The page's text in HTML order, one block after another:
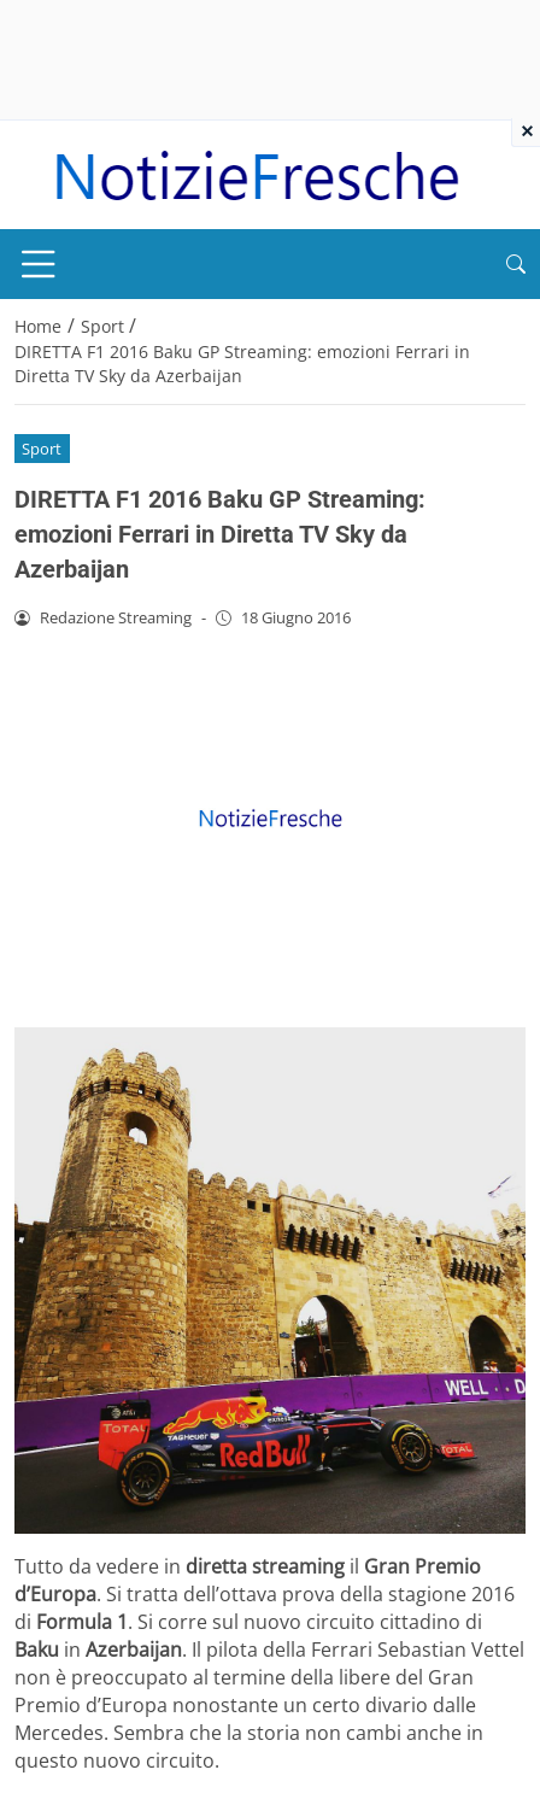
Home / Sport /
DIRETTA F1 2016 Baku GP Streaming: emozioni Ferrari in
Diretta TV Sky da Azerbaijan
Sport
DIRETTA F1 2016 Baku GP Streaming:
emozioni Ferrari in Diretta TV Sky da
Azerbaijan
Redazione Streaming - 18 Giugno 2016
Tutto da vedere in diretta streaming il Gran Premio
d’Europa. Si tratta dell’ottava prova della stagione 2016
di Formula 1. Si corre sul nuovo circuito cittadino di
Baku in Azerbaijan. Il pilota della Ferrari Sebastian Vettel
non è preoccupato al termine della libere del Gran
Premio d’Europa nonostante un certo divario dalle
Mercedes. Sembra che la storia non cambi anche in
questo nuovo circuito.
×